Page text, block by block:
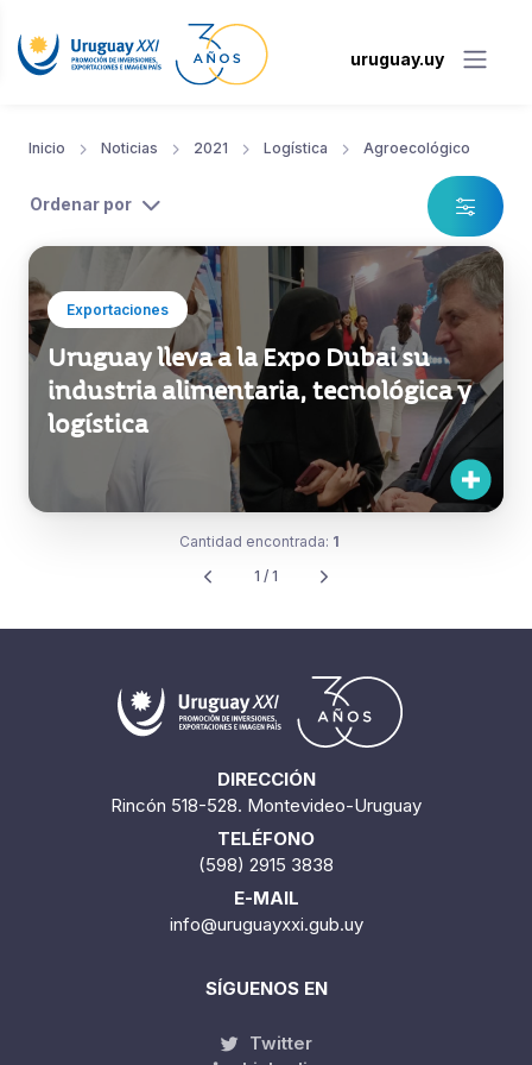
uruguay.uy
Inicio Noticias 2021 Logística Agroecológico
Ordenar por
Exportaciones
Uruguay lleva a la Expo Dubai su
industria alimentaria, tecnológica y
logística
Cantidad encontrada: 1
1 / 1
DIRECCIÓN
Rincón 518-528. Montevideo-Uruguay
TELÉFONO
(598) 2915 3838
E-MAIL
info@uruguayxxi.gub.uy
SÍGUENOS EN
Twitter